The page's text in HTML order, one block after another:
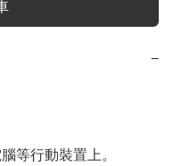
−
等行動裝置上。